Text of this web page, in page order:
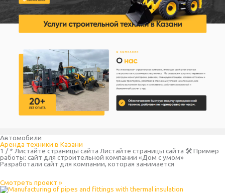
Автомобили
Аренда техники в Казани
1 / * Листайте страницы сайта Листайте страницы сайта 🛠 Пример
работы: сайт для строительной компании «Дом с умом»
Разработали сайт для компании, которая занимается
Смотреть проект »